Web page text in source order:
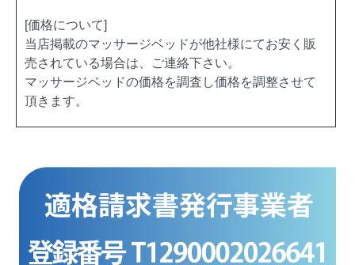
[価格について]
当店掲載のマッサージベッドが他社様にてお安く販
売されている場合は、ご連絡下さい。
マッサージベッドの価格を調査し価格を調整させて
頂きます。